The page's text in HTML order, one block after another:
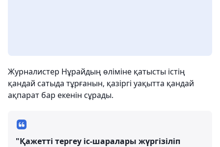
Журналистер Нұрайдың өліміне қатысты істің
қандай сатыда тұрғанын, қазіргі уақытта қандай
ақпарат бар екенін сұрады.
"Қажетті тергеу іс-шаралары жүргізіліп